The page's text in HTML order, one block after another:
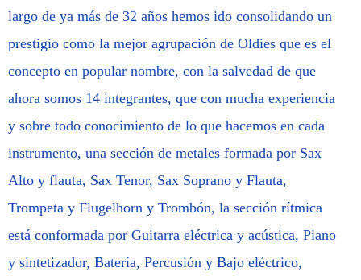
largo de ya más de 32 años hemos ido consolidando un
prestigio como la mejor agrupación de Oldies que es el
concepto en popular nombre, con la salvedad de que
ahora somos 14 integrantes, que con mucha experiencia
y sobre todo conocimiento de lo que hacemos en cada
instrumento, una sección de metales formada por Sax
Alto y flauta, Sax Tenor, Sax Soprano y Flauta,
Trompeta y Flugelhorn y Trombón, la sección rítmica
está conformada por Guitarra eléctrica y acústica, Piano
y sintetizador, Batería, Percusión y Bajo eléctrico,